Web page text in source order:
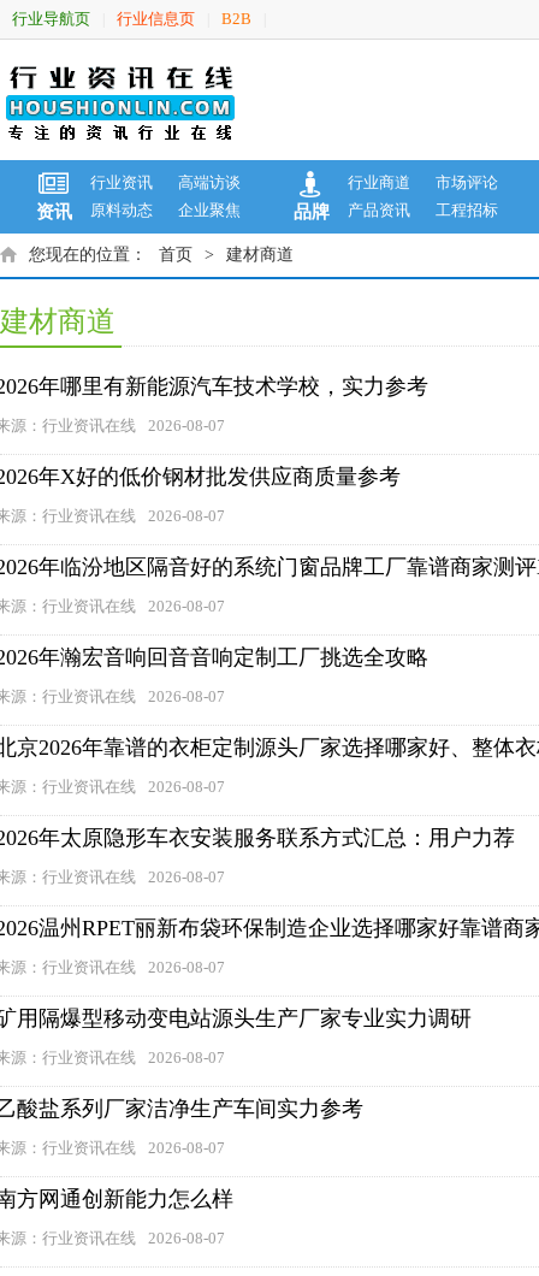
行业导航页 行业信息页 B2B
资讯
行业资讯
高端访谈
原料动态
企业聚焦 品牌
行业商道
市场评论
产品资讯
工程招标
您现在的位置： 首页 > 建材商道
建材商道
年哪里有新能源汽车技术学校，实力参考
源：行业资讯在线 2026-08-07
年X好的低价钢材批发供应商质量参考
源：行业资讯在线 2026-08-07
年临汾地区隔音好的系统门窗品牌工厂靠谱商家测
源：行业资讯在线 2026-08-07
年瀚宏音响回音音响定制工厂挑选全攻略
源：行业资讯在线 2026-08-07
京2026年靠谱的衣柜定制源头厂家选择哪家好、整体
源：行业资讯在线 2026-08-07
年太原隐形车衣安装服务联系方式汇总：用户力荐
源：行业资讯在线 2026-08-07
温州RPET丽新布袋环保制造企业选择哪家好靠谱商
源：行业资讯在线 2026-08-07
用隔爆型移动变电站源头生产厂家专业实力调研
源：行业资讯在线 2026-08-07
酸盐系列厂家洁净生产车间实力参考
源：行业资讯在线 2026-08-07
方网通创新能力怎么样
源：行业资讯在线 2026-08-07